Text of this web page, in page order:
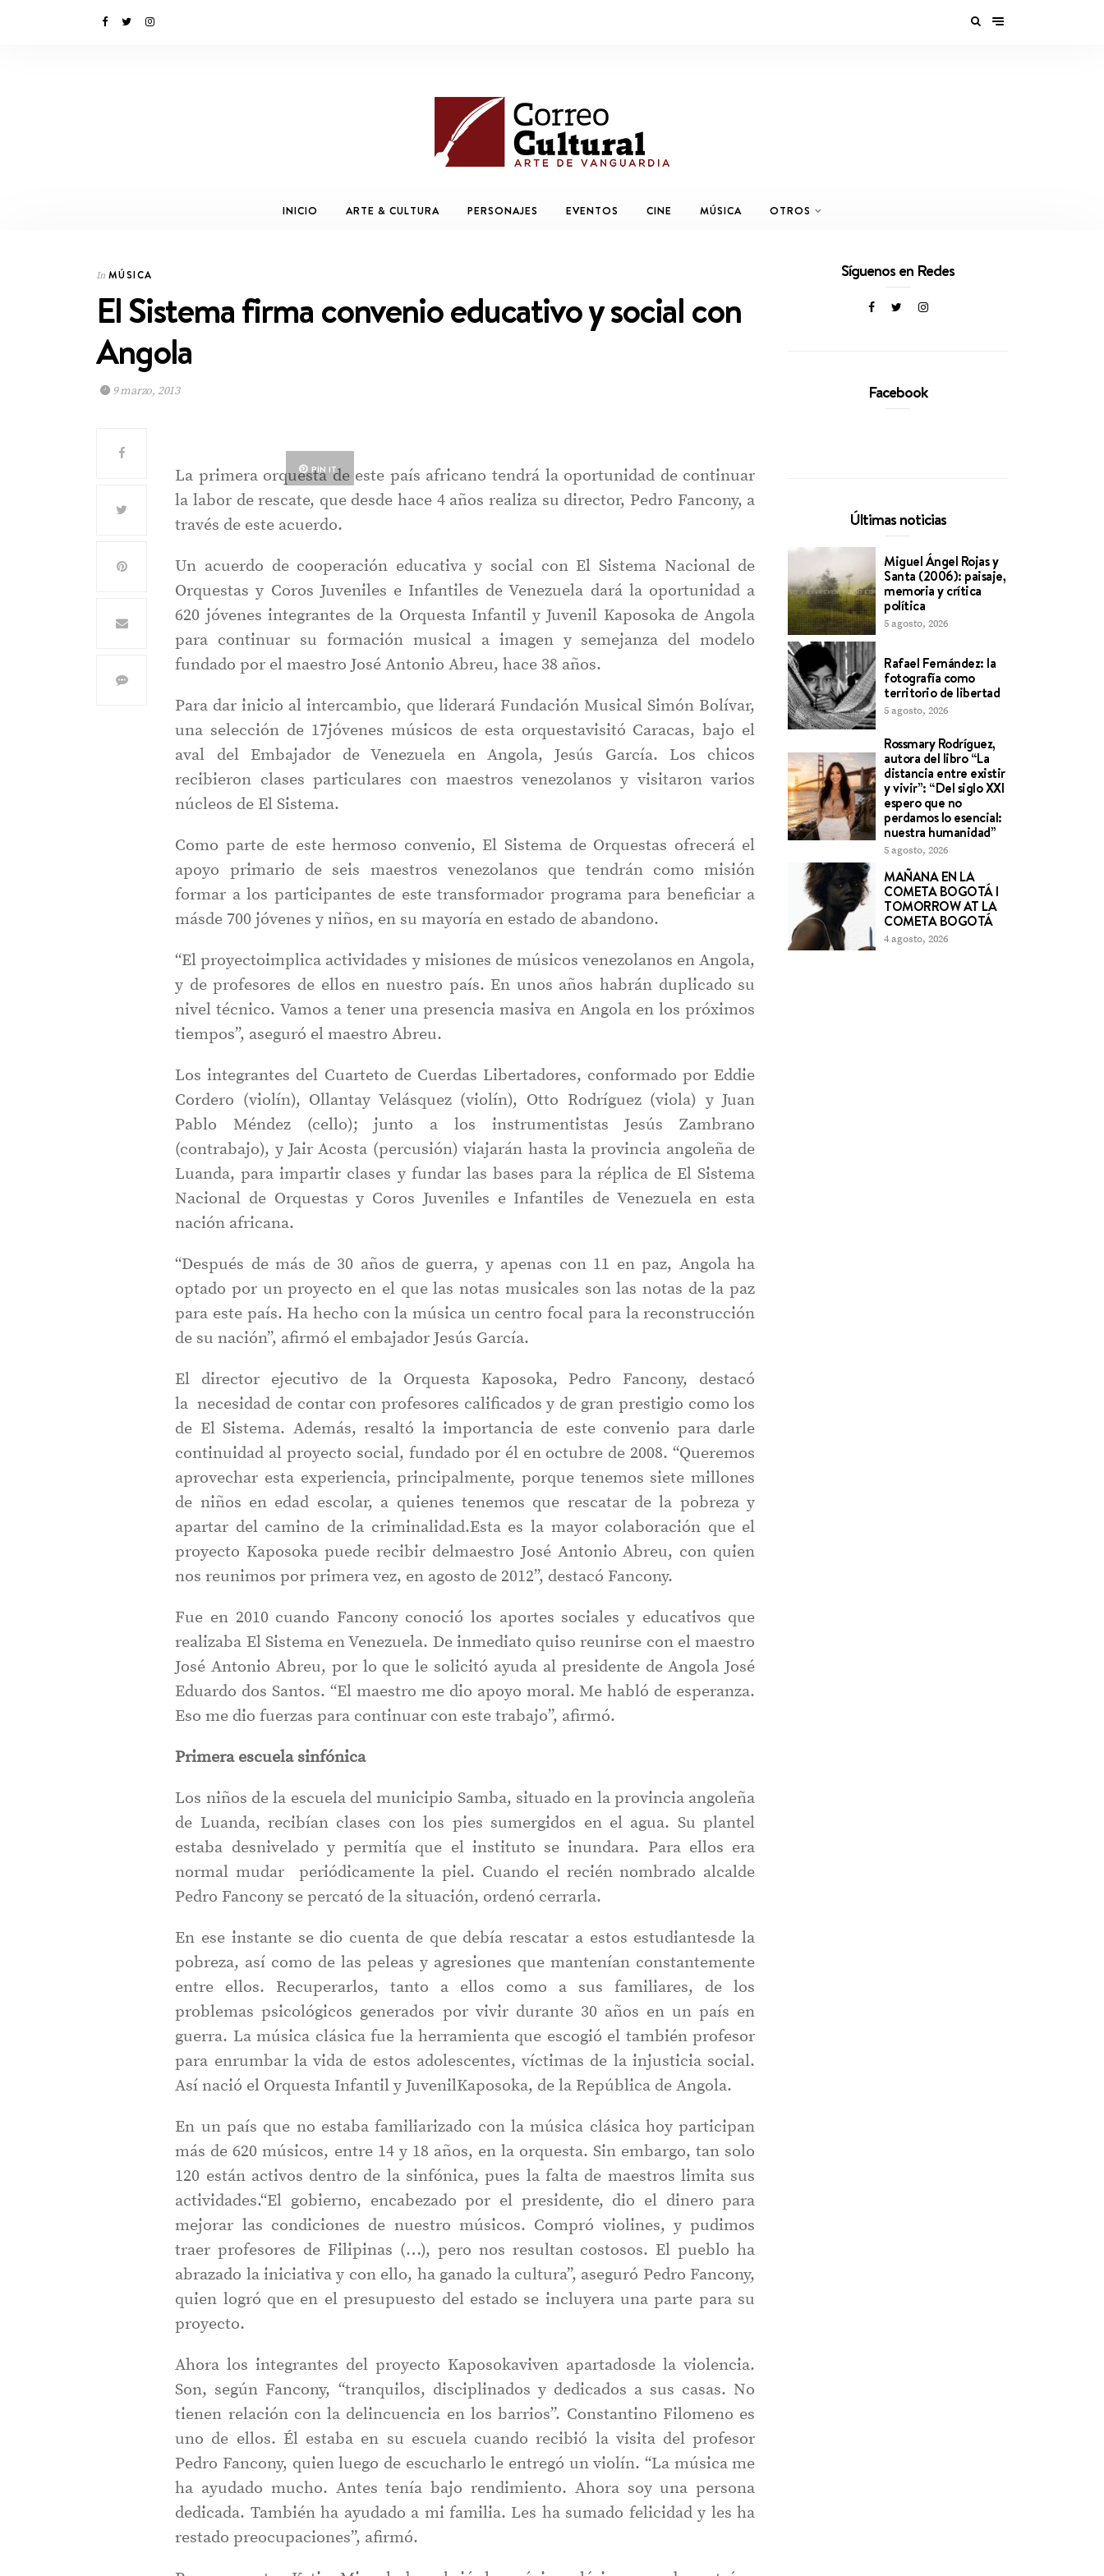
INICIO ARTE & CULTURA PERSONAJES EVENTOS CINE MÚSICA OTROS
In MÚSICA
El Sistema firma convenio educativo y social con
Angola
9 marzo, 2013
PIN IT
La primera orquesta de este país africano tendrá la oportunidad de continuar
la labor de rescate, que desde hace 4 años realiza su director, Pedro Fancony, a
través de este acuerdo.
Un acuerdo de cooperación educativa y social con El Sistema Nacional de
Orquestas y Coros Juveniles e Infantiles de Venezuela dará la oportunidad a
620 jóvenes integrantes de la Orquesta Infantil y Juvenil Kaposoka de Angola
para continuar su formación musical a imagen y semejanza del modelo
fundado por el maestro José Antonio Abreu, hace 38 años.
Para dar inicio al intercambio, que liderará Fundación Musical Simón Bolívar,
una selección de 17jóvenes músicos de esta orquestavisitó Caracas, bajo el
aval del Embajador de Venezuela en Angola, Jesús García. Los chicos
recibieron clases particulares con maestros venezolanos y visitaron varios
núcleos de El Sistema.
Como parte de este hermoso convenio, El Sistema de Orquestas ofrecerá el
apoyo primario de seis maestros venezolanos que tendrán como misión
formar a los participantes de este transformador programa para beneficiar a
másde 700 jóvenes y niños, en su mayoría en estado de abandono.
“El proyectoimplica actividades y misiones de músicos venezolanos en Angola,
y de profesores de ellos en nuestro país. En unos años habrán duplicado su
nivel técnico. Vamos a tener una presencia masiva en Angola en los próximos
tiempos”, aseguró el maestro Abreu.
Los integrantes del Cuarteto de Cuerdas Libertadores, conformado por Eddie
Cordero (violín), Ollantay Velásquez (violín), Otto Rodríguez (viola) y Juan
Pablo Méndez (cello); junto a los instrumentistas Jesús Zambrano
(contrabajo), y Jair Acosta (percusión) viajarán hasta la provincia angoleña de
Luanda, para impartir clases y fundar las bases para la réplica de El Sistema
Nacional de Orquestas y Coros Juveniles e Infantiles de Venezuela en esta
nación africana.
“Después de más de 30 años de guerra, y apenas con 11 en paz, Angola ha
optado por un proyecto en el que las notas musicales son las notas de la paz
para este país. Ha hecho con la música un centro focal para la reconstrucción
de su nación”, afirmó el embajador Jesús García.
El director ejecutivo de la Orquesta Kaposoka, Pedro Fancony, destacó
la necesidad de contar con profesores calificados y de gran prestigio como los
de El Sistema. Además, resaltó la importancia de este convenio para darle
continuidad al proyecto social, fundado por él en octubre de 2008. “Queremos
aprovechar esta experiencia, principalmente, porque tenemos siete millones
de niños en edad escolar, a quienes tenemos que rescatar de la pobreza y
apartar del camino de la criminalidad.Esta es la mayor colaboración que el
proyecto Kaposoka puede recibir delmaestro José Antonio Abreu, con quien
nos reunimos por primera vez, en agosto de 2012”, destacó Fancony.
Fue en 2010 cuando Fancony conoció los aportes sociales y educativos que
realizaba El Sistema en Venezuela. De inmediato quiso reunirse con el maestro
José Antonio Abreu, por lo que le solicitó ayuda al presidente de Angola José
Eduardo dos Santos. “El maestro me dio apoyo moral. Me habló de esperanza.
Eso me dio fuerzas para continuar con este trabajo”, afirmó.
Primera escuela sinfónica
Los niños de la escuela del municipio Samba, situado en la provincia angoleña
de Luanda, recibían clases con los pies sumergidos en el agua. Su plantel
estaba desnivelado y permitía que el instituto se inundara. Para ellos era
normal mudar periódicamente la piel. Cuando el recién nombrado alcalde
Pedro Fancony se percató de la situación, ordenó cerrarla.
En ese instante se dio cuenta de que debía rescatar a estos estudiantesde la
pobreza, así como de las peleas y agresiones que mantenían constantemente
entre ellos. Recuperarlos, tanto a ellos como a sus familiares, de los
problemas psicológicos generados por vivir durante 30 años en un país en
guerra. La música clásica fue la herramienta que escogió el también profesor
para enrumbar la vida de estos adolescentes, víctimas de la injusticia social.
Así nació el Orquesta Infantil y JuvenilKaposoka, de la República de Angola.
En un país que no estaba familiarizado con la música clásica hoy participan
más de 620 músicos, entre 14 y 18 años, en la orquesta. Sin embargo, tan solo
120 están activos dentro de la sinfónica, pues la falta de maestros limita sus
actividades.“El gobierno, encabezado por el presidente, dio el dinero para
mejorar las condiciones de nuestro músicos. Compró violines, y pudimos
traer profesores de Filipinas (…), pero nos resultan costosos. El pueblo ha
abrazado la iniciativa y con ello, ha ganado la cultura”, aseguró Pedro Fancony,
quien logró que en el presupuesto del estado se incluyera una parte para su
proyecto.
Ahora los integrantes del proyecto Kaposokaviven apartadosde la violencia.
Son, según Fancony, “tranquilos, disciplinados y dedicados a sus casas. No
tienen relación con la delincuencia en los barrios”. Constantino Filomeno es
uno de ellos. Él estaba en su escuela cuando recibió la visita del profesor
Pedro Fancony, quien luego de escucharlo le entregó un violín. “La música me
ha ayudado mucho. Antes tenía bajo rendimiento. Ahora soy una persona
dedicada. También ha ayudado a mi familia. Les ha sumado felicidad y les ha
restado preocupaciones”, afirmó.
Síguenos en Redes
Facebook
Últimas noticias
Miguel Ángel Rojas y
Santa (2006): paisaje,
memoria y crítica
política
5 agosto, 2026
Rafael Fernández: la
fotografía como
territorio de libertad
5 agosto, 2026
Rossmary Rodríguez,
autora del libro “La
distancia entre existir
y vivir”: “Del siglo XXI
espero que no
perdamos lo esencial:
nuestra humanidad”
5 agosto, 2026
MAÑANA EN LA
COMETA BOGOTÁ l
TOMORROW AT LA
COMETA BOGOTÁ
4 agosto, 2026